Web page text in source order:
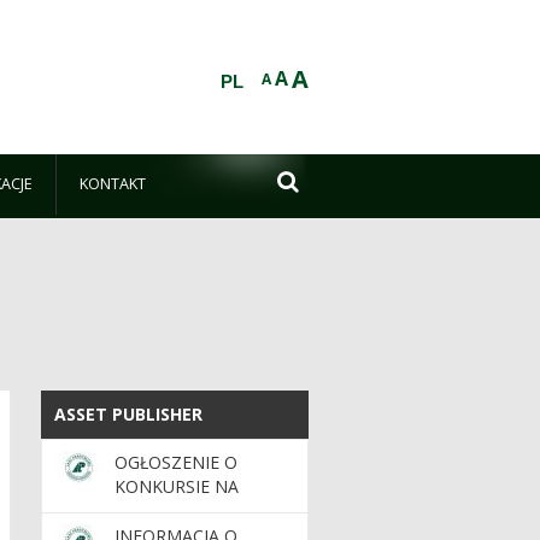
AAA
PL
KONTAKT 
ASSET PUBLISHER
ASSET PUBLISHER
OGŁOSZENIE O
KONKURSIE NA
STANOWISKO
NADLEŚNICZEGO/NADLEŚNICZEJ